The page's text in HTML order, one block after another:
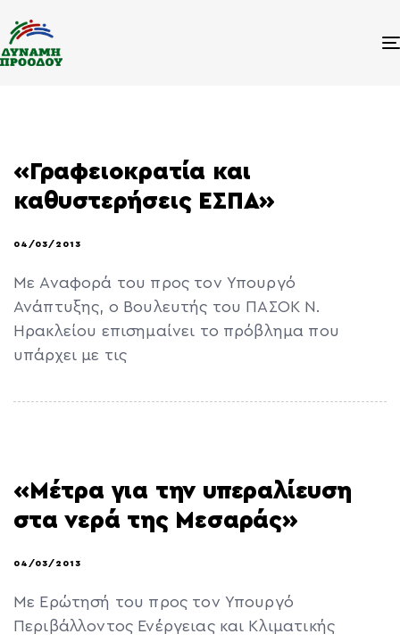
«Γραφειοκρατία και
καθυστερήσεις ΕΣΠΑ»
04/03/2013
Με Αναφορά του προς τον Υπουργό
Ανάπτυξης, ο Βουλευτής του ΠΑΣΟΚ Ν.
Ηρακλείου επισημαίνει το πρόβλημα που
υπάρχει με τις
«Μέτρα για την υπεραλίευση
στα νερά της Μεσαράς»
04/03/2013
Με Ερώτησή του προς τον Υπουργό
Περιβάλλοντος Ενέργειας και Κλιματικής